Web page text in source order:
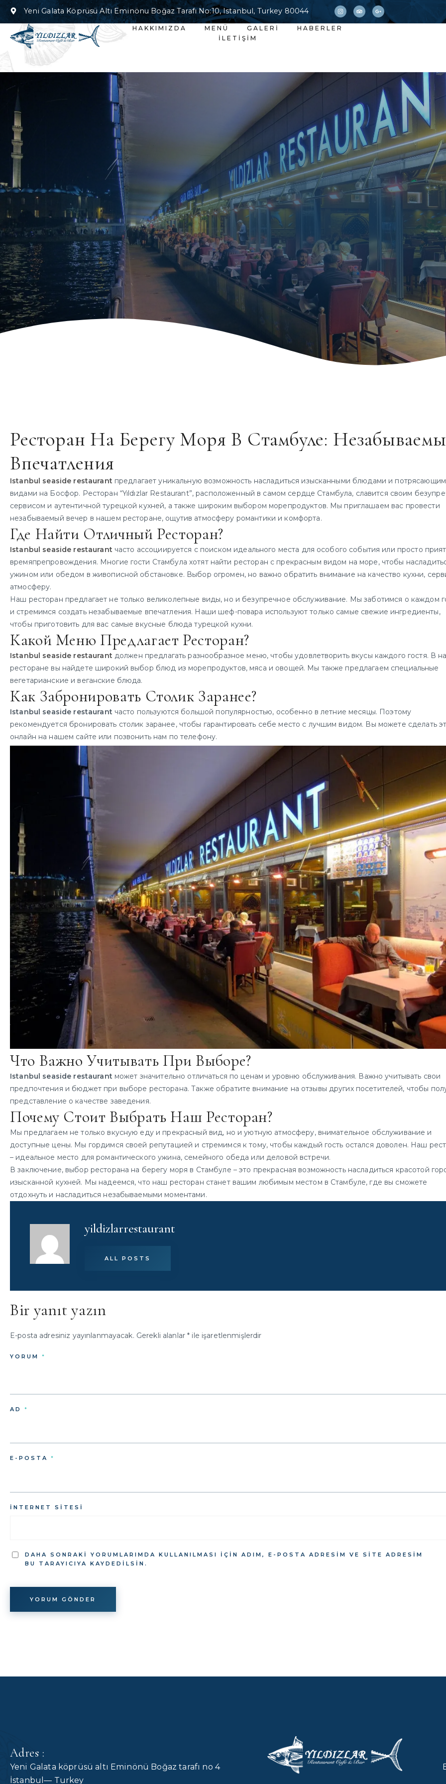
Yeni Galata Köprüsü Altı Eminönu Boğaz Tarafı No:10, Istanbul, Turkey 80044
HAKKIMIZDA MENÜ GALERI
HABERLER
İLETIŞIM
Ресторан На Берегу Моря В Стамбуле:
Впечатления
Istanbul seaside restaurant предлагает уникальную возможность насладиться изысканными блюдами и
видами на Босфор. Ресторан “Yıldızlar Restaurant”, расположенный в самом сердце Стамбула, славится своим
сервисом и аутентичной турецкой кухней, а также широким выбором морепродуктов. Мы приглашаем вас провести
незабываемый вечер в нашем ресторане, ощутив атмосферу романтики и комфорта.
Где Найти Отличный Ресторан?
Istanbul seaside restaurant часто ассоциируется с поиском идеального места для особого события или просто
времяпрепровождения. Многие гости Стамбула хотят найти ресторан с прекрасным видом на море, чтобы
ужином или обедом в живописной обстановке. Выбор огромен, но важно обратить внимание на качество кухни,
атмосферу.
Наш ресторан предлагает не только великолепные виды, но и безупречное обслуживание. Мы заботимся о каждом
и стремимся создать незабываемые впечатления. Наши шеф-повара используют только самые свежие ингредиенты,
чтобы приготовить для вас самые вкусные блюда турецкой кухни.
Какой Меню Предлагает Ресторан?
Istanbul seaside restaurant должен предлагать разнообразное меню, чтобы удовлетворить вкусы каждого гостя. В
ресторане вы найдете широкий выбор блюд из морепродуктов, мяса и овощей. Мы также предлагаем специальные
вегетарианские и веганские блюда.
Как Забронировать Столик Заранее?
Istanbul seaside restaurant часто пользуются большой популярностью, особенно в летние месяцы. Поэтому
рекомендуется бронировать столик заранее, чтобы гарантировать себе место с лучшим видом. Вы можете сделать
онлайн на нашем сайте или позвонить нам по телефону.
Что Важно Учитывать При Выборе?
Istanbul seaside restaurant может значительно отличаться по ценам и уровню обслуживания. Важно учитывать свои
предпочтения и бюджет при выборе ресторана. Также обратите внимание на отзывы других посетителей, чтобы
представление о качестве заведения.
Почему Стоит Выбрать Наш Ресторан?
Мы предлагаем не только вкусную еду и прекрасный вид, но и уютную атмосферу, внимательное обслуживание и
доступные цены. Мы гордимся своей репутацией и стремимся к тому, чтобы каждый гость остался доволен. Наш
– идеальное место для романтического ужина, семейного обеда или деловой встречи.
В заключение, выбор ресторана на берегу моря в Стамбуле – это прекрасная возможность насладиться красотой
изысканной кухней. Мы надеемся, что наш ресторан станет вашим любимым местом в Стамбуле, где вы сможете
отдохнуть и насладиться незабываемыми моментами.
yildizlarrestaurant
ALL POSTS
Bir yanıt yazın
E-posta adresiniz yayınlanmayacak. Gerekli alanlar* ile işaretlenmişlerdir
YORUM *
AD *
E-POSTA *
İNTERNET SITESI
DAHA SONRAKI YORUMLARIMDA KULLANILMASI IÇIN ADIM, E-POSTA ADRESIM VE SITE ADRESIM
BU TARAYICIYA KAYDEDILSIN.
Adres :
Yeni Galata köprüsü altı Eminönü Boğaz tarafı no 4
İstanbul— Turkey